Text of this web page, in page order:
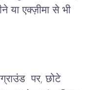
या एक्ज़ीमा से भी
पर, छोटे